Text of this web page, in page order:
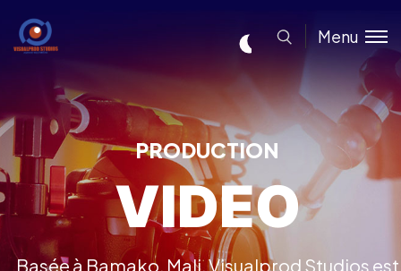
Menu
PRODUCTION
VIDEO
Basée à Bamako, Mali, Visualprod Studios est